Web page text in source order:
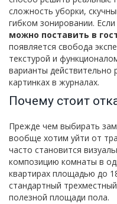
сложность уборки,
гибком зонировании.
можно поставить в
появляется свобода
текстурой и
варианты
картинках в журналах.
Почему стоит
Прежде чем выбирать
вообще хотим уйти от
часто становится
композицию комнаты в
квартирах площадью до
стандартный
полезной площади пола.